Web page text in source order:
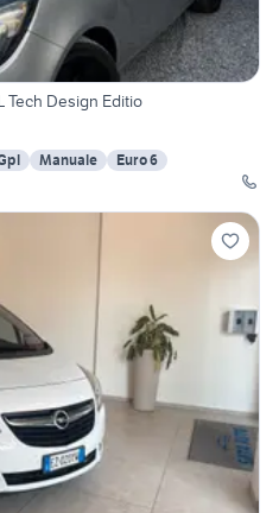
Tech Design Editio
Manuale
Euro 6